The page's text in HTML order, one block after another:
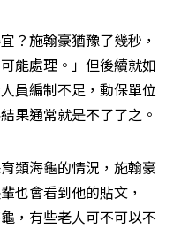
？施翰豪猶豫了幾秒，
能處理。」但後續就如
員編制不足，動保單位
果通常就是不了了之。
類海龜的情況，施翰豪
也會看到他的貼文，
，有些老人可不可以不